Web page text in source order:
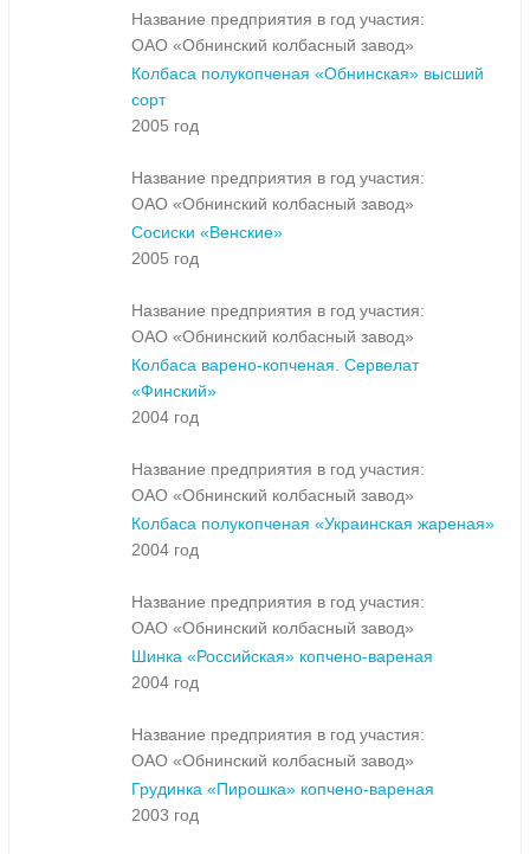
Название предприятия в год участия:
ОАО «Обнинский колбасный завод»
Колбаса полукопченая «Обнинская» высший
сорт
2005 год
Название предприятия в год участия:
ОАО «Обнинский колбасный завод»
Сосиски «Венские»
2005 год
Название предприятия в год участия:
ОАО «Обнинский колбасный завод»
Колбаса варено-копченая. Сервелат
«Финский»
2004 год
Название предприятия в год участия:
ОАО «Обнинский колбасный завод»
Колбаса полукопченая «Украинская жареная»
2004 год
Название предприятия в год участия:
ОАО «Обнинский колбасный завод»
Шинка «Российская» копчено-вареная
2004 год
Название предприятия в год участия:
ОАО «Обнинский колбасный завод»
Грудинка «Пирошка» копчено-вареная
2003 год